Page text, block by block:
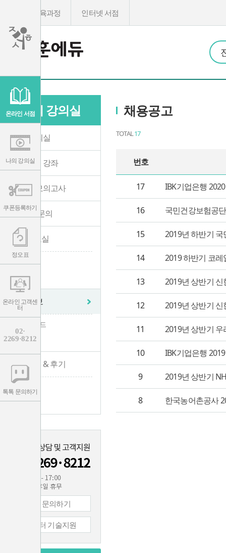
온라인 서점
나의 강의실
쿠폰등록하기
정오표
온라인 고객센
터
02·
2269·8212
톡톡 문의하기
온라인교육과정 인터넷 서점
인
나의 강의실
나의 강의실
수강중인 강좌
온라인 모의고사
1:1 학습문의
학습자료실
- 자료실
- 정오표
수험 정보
- 수험가이드
- 채용공고
합격수기 & 후기
- 합격수기
- 수강후기
1:1 문의하기
컴퓨터 기술지원
채용공고
TOTAL17
번호
17 IBK기업은행
16 국민건강보험공
15 2019년 하반기
14 2019 하반기 코
13 2019년 상반기 신
12 2019년 상반기
11 2019년 상반기
10 IBK기업은행
9 2019년 상반기
8 한국농어촌공사